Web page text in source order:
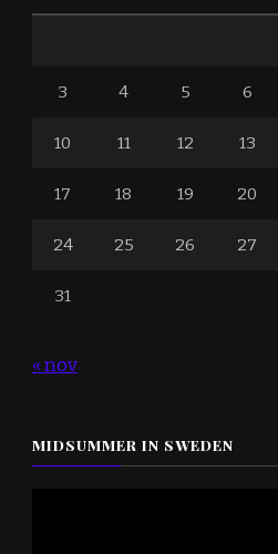
3 4 5 6
10 11 12 13
17 18 19 20
24 25 26 27
31
« nov
MIDSUMMER IN SWEDEN